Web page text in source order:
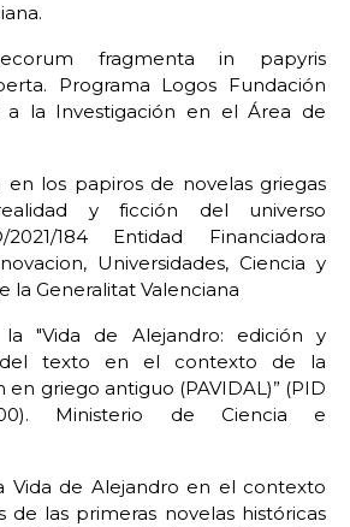
fragmenta in papyris
Programa Logos Fundación
a la Investigación en el Área de
los papiros de novelas griegas
y ficción del universo
184 Entidad Financiadora
Universidades, Ciencia y
la Generalitat Valenciana
"Vida de Alejandro: edición y
del texto en el contexto de la
en griego antiguo (PAVIDAL)” (PID
100). Ministerio de Ciencia e
Vida de Alejandro en el contexto
de las primeras novelas históricas